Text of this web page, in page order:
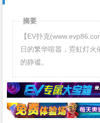
摘要
【EV扑克
日的繁华喧嚣，霓虹灯
的静谧。